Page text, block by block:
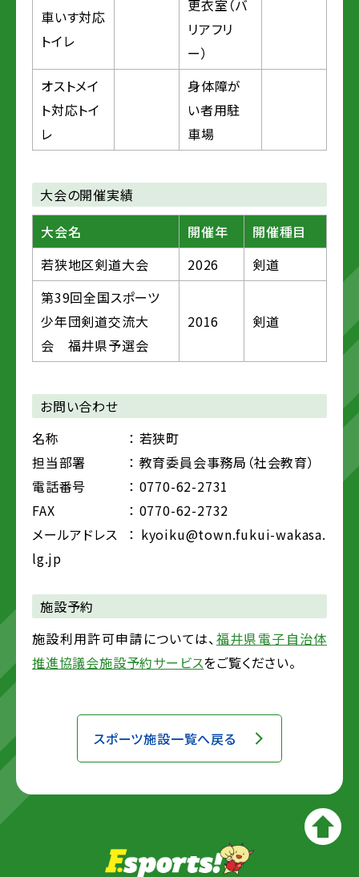
車いす対応
トイレ
更衣室（バ
リアフリ
ー）
オストメイ
ト対応トイ
レ
身体障が
い者用駐
車場
大会の開催実績
大会名
開催年
開催種目
若狭地区剣道大会
2026
剣道
第39回全国スポーツ
少年団剣道交流大
会 福井県予選会
2016 剣道
お問い合わせ
名称
： 若狭町
担当部署
： 教育委員会事務局（社会教育）
電話番号
： 0770-62-2731
FAX
： 0770-62-2732
メールアドレス
： kyoiku@town.fukui-wakasa.
lg.jp
施設予約
施設利用許可申請については、福井県電子自治体
推進協議会施設予約サービスをご覧ください。
スポーツ施設一覧へ戻る